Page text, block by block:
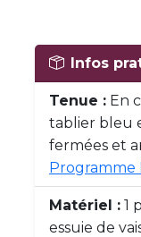
Infos
Tenue : En
tablier bleu
fermées et
Programme
Matériel : 1
essuie de